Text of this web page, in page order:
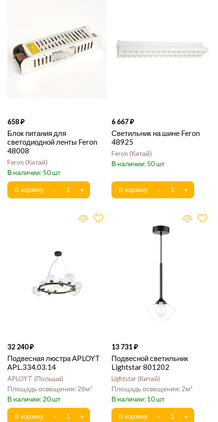
658
Блок питания для
светодиодной ленты Feron
48008
Feron Китай
50
6 667
Светильник на шине Feron
48925
Feron Китай
50
32 240
Подвесная люстра APLOYT
APL.334.03.14
APLOYT Польша
28
20
13 731
Подвесной светильник
Lightstar 801202
Lightstar Китай
2
10